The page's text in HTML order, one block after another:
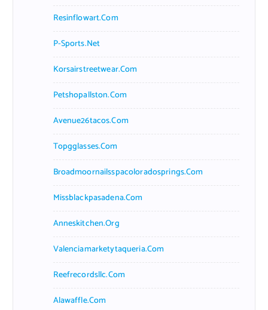
Resinflowart.com
P-Sports.net
Korsairstreetwear.com
Petshopallston.com
Avenue26tacos.com
Topgglasses.com
Broadmoornailsspacoloradosprings.com
Missblackpasadena.com
Anneskitchen.org
Valenciamarketytaqueria.com
Reefrecordsllc.com
Alawaffle.com